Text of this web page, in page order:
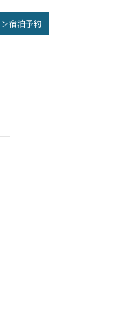
宿泊予約